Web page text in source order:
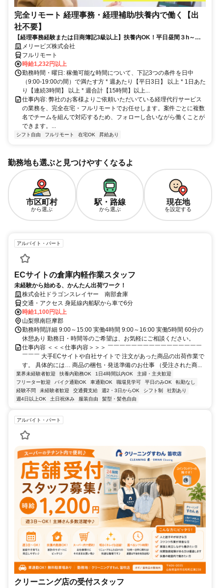
完全リモート 経理事務・経理補助/扶養内で働く【出
社不要】
【経理事務経験または日商簿記3級以上】扶養内OK！平日昼間３h～。
完全在宅で育児・介護中の方も大歓迎♪
メリービズ株式会社
フルリモート
時給1,232円以上
勤務時間・曜日: 稼働可能な時間について、下記3つの条件を日中
（9:00-19:00の間）で満たす方 * 週あたり【平日3日】 以上 * 1日あた
り【連続3時間】 以上 * 週合計【15時間】以上...
仕事内容: 弊社のお客様よりご依頼いただいている経理代行サービス
の業務を、完全在宅・フルリモートでお任せします。案件ごとに複数
名でチームを組んで対応するため、フォローし合いながら働くことが
できます。...
シフト自由 フルリモート 在宅OK 昇給あり
勤務地も選ぶと見つけやすくなるよ
市区町村
から選ぶ
駅・路線
から選ぶ
現在地
を設定する
アルバイト・パート
ECサイトの倉庫内軽作業スタッフ
未経験から始める、かんたん出荷ワーク！
株式会社ドラゴンスレイヤー 南部倉庫
交通・アクセス 身延線内船駅から車で6分
時給1,100円以上
山梨県南巨摩郡
勤務時間詳細 9:00～15:00 実働4時間 9:00～16:00 実働5時間 60分の
休憩あり 勤務日・時間等のご希望は、お気軽にご相談ください。
仕事内容 ＜＜＜仕事内容＞＞＞ ￣￣￣￣￣￣￣￣￣￣￣￣￣￣￣￣
￣￣￣ 大手ECサイトや自社サイトで 注文があった商品の出荷作業で
す。 具体的には… 商品の梱包・発送準備のお仕事 （受注された商...
業界未経験者歓迎 扶養内勤務OK 1日4時間以内OK
主婦・主夫歓迎
フリーター歓迎
バイク通勤OK 車通勤OK 職場見学可 平日のみOK
転勤なし
経験不問
未経験者歓迎 交通費支給 週2・3日からOK シフト制
社割あり
週4日以上OK
土日祝休み 服装自由 髪型・髪色自由
アルバイト・パート
クリーニング店の受付スタッフ